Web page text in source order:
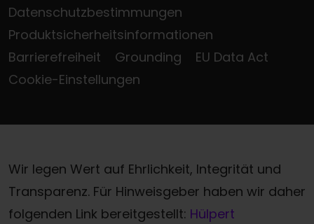
Datenschutzbestimmungen
Produktsicherheitsinformationen
Barrierefreiheit
Grounding
EU Data Act
Cookie-Einstellungen
Wir legen Wert auf Ehrlichkeit, Integrität und
Transparenz. Für Hinweisgeber haben wir daher
folgenden Link bereitgestellt: Hülpert